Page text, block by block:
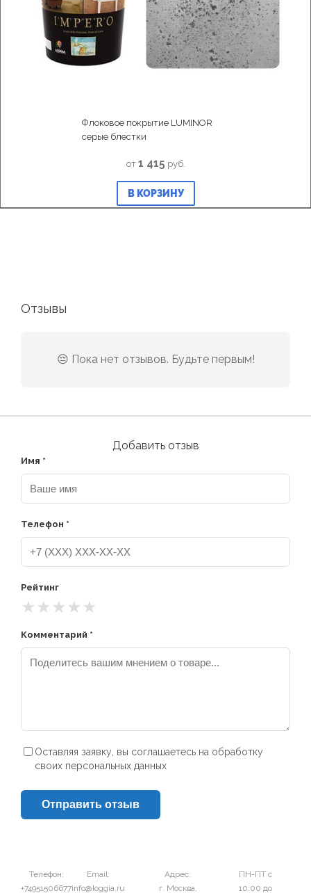
Флоковое покрытие LUMINOR
серые блестки
от 1 415 руб.
В КОРЗИНУ
Отзывы
😔 Пока нет отзывов. Будьте первым!
Добавить отзыв
Имя *
Телефон *
Рейтинг
★ ★ ★ ★ ★
Комментарий *
Оставляя заявку, вы соглашаетесь на обработку
своих персональных данных
Отправить отзыв
Телефон:
+74951506677
Email:
info@loggia.ru
Адрес:
г. Москва,
ПН-ПТ с
10:00 до